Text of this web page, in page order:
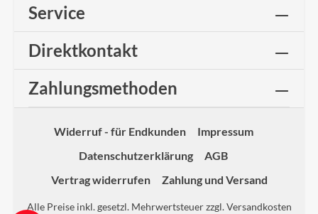
Service
Direktkontakt
Zahlungsmethoden
Widerruf - für Endkunden
Impressum
Datenschutzerklärung
AGB
Vertrag widerrufen
Zahlung und Versand
Alle Preise inkl. gesetzl. Mehrwertsteuer zzgl.Versandkosten